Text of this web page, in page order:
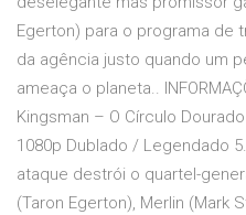
Egerton) para o programa de
da agência justo quando um
ameaça o planeta..
Kingsman – O Círculo
1080p Dublado / Legendado
ataque destrói o quartel-
(Taron Egerton), Merlin (Mark